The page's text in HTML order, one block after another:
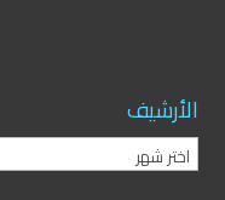
الأرشيف
الأرشيف